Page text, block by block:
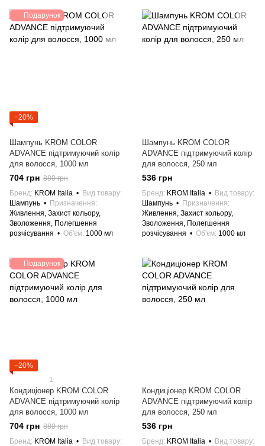
Подарунок
−20%
Шампунь KROM COLOR
ADVANCE підтримуючий колір
для волосся, 1000 мл
704 грн 880 грн
Бренд KROM Italia
Вид товару
Шампунь
Призначення
Живлення, Захист кольору,
Зволоження, Полегшення
розчісування
Об'єм 1000 мл
Шампунь KROM COLOR
ADVANCE підтримуючий колір
для волосся, 250 мл
536 грн
Бренд KROM Italia
Вид товару
Шампунь
Призначення
Живлення, Захист кольору,
Зволоження, Полегшення
розчісування
Об'єм 1000 мл
Подарунок
−20%
1
Кондиціонер KROM COLOR
ADVANCE підтримуючий колір
для волосся, 1000 мл
704 грн 880 грн
Бренд KROM Italia Вид товару
Кондиціонер KROM COLOR
ADVANCE підтримуючий колір
для волосся, 250 мл
536 грн
Бренд KROM Italia Вид товару